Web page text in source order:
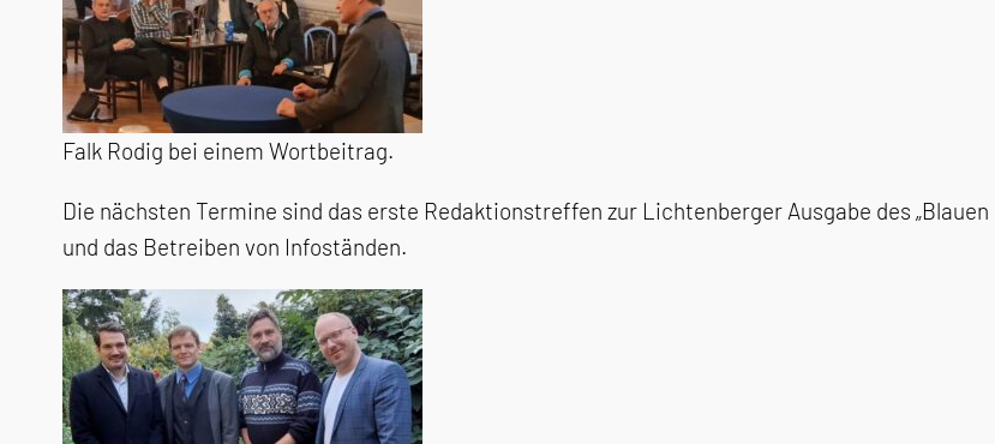
Falk Rodig bei einem Wortbeitrag.
Die nächsten Termine sind das erste Redaktionstreffen zur Lichtenberger Ausgabe des
und das Betreiben von Infoständen.